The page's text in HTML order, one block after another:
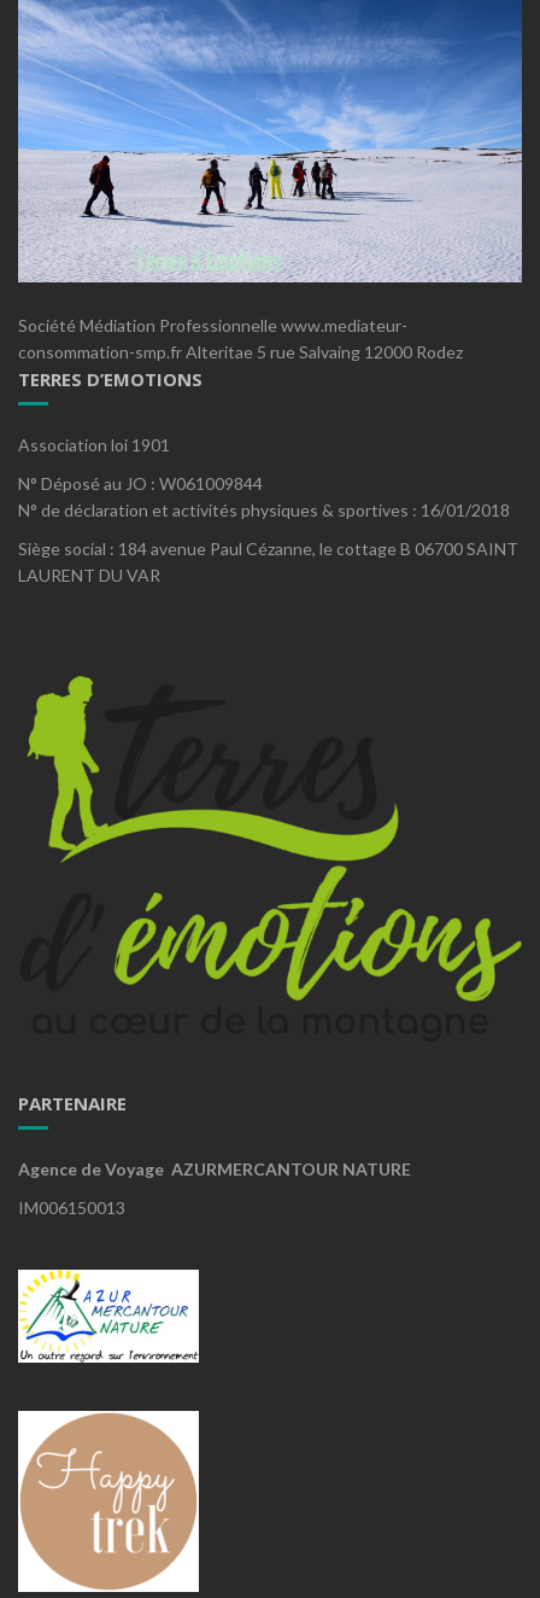
Société Médiation Professionnelle www.mediateur-
consommation-smp.fr Alteritae 5 rue Salvaing 12000 Rodez
TERRES D’EMOTIONS
Association loi 1901
N° Déposé au JO : W061009844
N° de déclaration et activités physiques & sportives : 16/01/2018
Siège social : 184 avenue Paul Cézanne, le cottage B 06700 SAINT
LAURENT DU VAR
PARTENAIRE
Agence de Voyage AZURMERCANTOUR NATURE
IM006150013